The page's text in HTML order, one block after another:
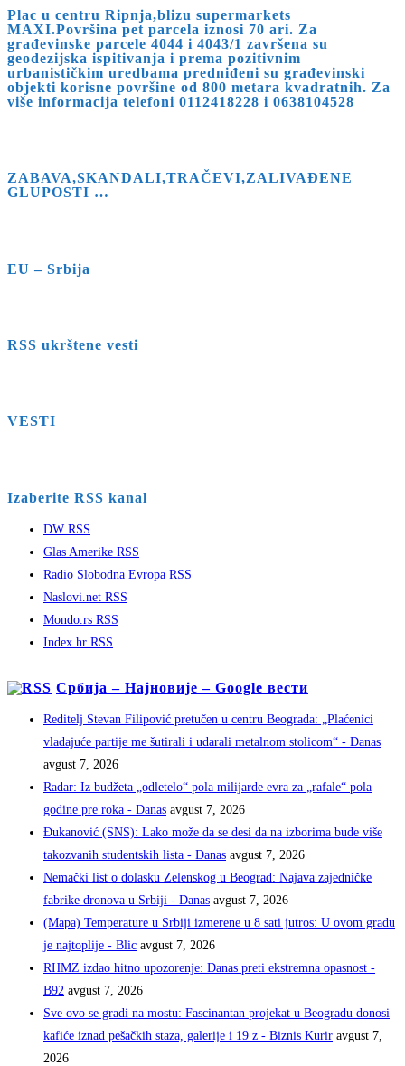
Plac u centru Ripnja,blizu supermarkets
MAXI.Površina pet parcela iznosi 70 ari. Za
građevinske parcele 4044 i 4043/1 završena su
geodezijska ispitivanja i prema pozitivnim
urbanističkim uredbama predniđeni su građevinski
objekti korisne površine od 800 metara kvadratnih. Za
više informacija telefoni 0112418228 i 0638104528
ZABAVA,SKANDALI,TRAČEVI,ZALIVAĐENE
GLUPOSTI …
EU – Srbija
RSS ukrštene vesti
VESTI
Izaberite RSS kanal
DW RSS
Glas Amerike RSS
Radio Slobodna Evropa RSS
Naslovi.net RSS
Mondo.rs RSS
Index.hr RSS
Србија – Најновије – Google вести
Reditelj Stevan Filipović pretučen u centru Beograda: „Plaćenici
vladajuće partije me šutirali i udarali metalnom stolicom“ - Danas
avgust 7, 2026
Radar: Iz budžeta „odletelo“ pola milijarde evra za „rafale“ pola
godine pre roka - Danas avgust 7, 2026
Đukanović (SNS): Lako može da se desi da na izborima bude više
takozvanih studentskih lista - Danas avgust 7, 2026
Nemački list o dolasku Zelenskog u Beograd: Najava zajedničke
fabrike dronova u Srbiji - Danas avgust 7, 2026
(Mapa) Temperature u Srbiji izmerene u 8 sati jutros: U ovom gradu
je najtoplije - Blic avgust 7, 2026
RHMZ izdao hitno upozorenje: Danas preti ekstremna opasnost -
B92 avgust 7, 2026
Sve ovo se gradi na mostu: Fascinantan projekat u Beogradu donosi
kafiće iznad pešačkih staza, galerije i 19 z - Biznis Kurir avgust 7,
2026